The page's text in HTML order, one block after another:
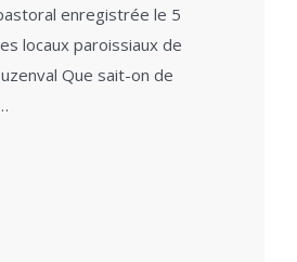
enregistrée le 5
locaux paroissiaux de
Que sait-on de